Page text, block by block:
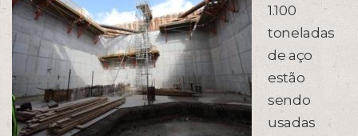
1.100
toneladas
de aço
estão
sendo
usadas